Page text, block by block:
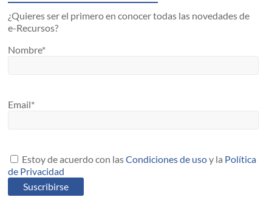
¿Quieres ser el primero en conocer todas las novedades de
e-Recursos?
Nombre*
Email*
Estoy de acuerdo con lasCondiciones de usoy la Política
de Privacidad